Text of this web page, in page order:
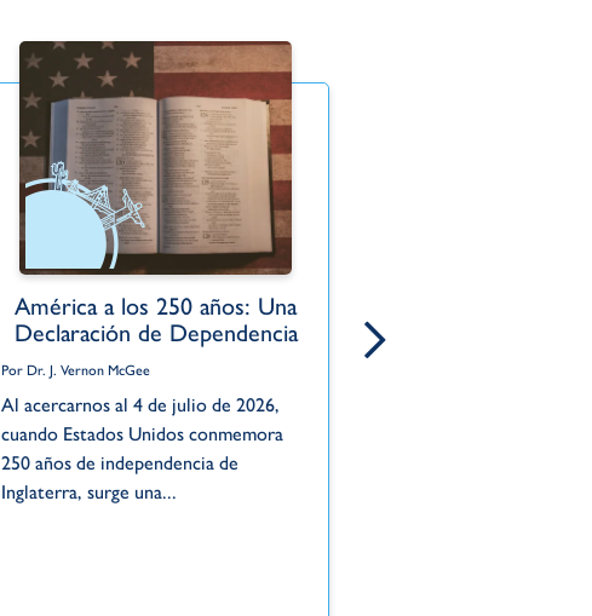
América a los 250 años: Una
Declaración de Dependencia
Por Dr. J. Vernon McGee
Al acercarnos al 4 de julio de 2026,
cuando Estados Unidos conmemora
250 años de independencia de
Inglaterra, surge una...
Por Dr. J. Vernon McGee